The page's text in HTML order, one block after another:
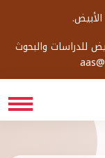
للدراسات والبحوث